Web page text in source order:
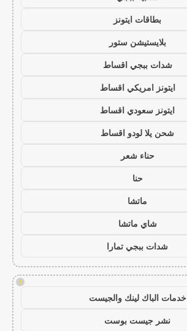
بطاقات ايتونز
بلايستيشن ستور
شدات ببجي اقساط
ايتونز امريكي اقساط
ايتونز سعودي اقساط
شحن يلا لودو اقساط
حناء شعر
حنا
ماتشا
شاي ماتشا
شدات ببجي تمارا
!
خدمات الباك لينك والجيست
نشر جيست بوست